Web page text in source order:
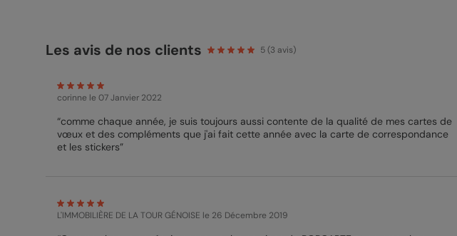
Les avis de nos clients 5(3 avis)
corinne le 07 Janvier 2022
“comme chaque année, je suis toujours aussi contente de la qualité de mes cartes de
vœux et des compléments que j'ai fait cette année avec la carte de correspondance
et les stickers”
L'IMMOBILIÈRE DE LA TOUR GÉNOISE le 26 Décembre 2019